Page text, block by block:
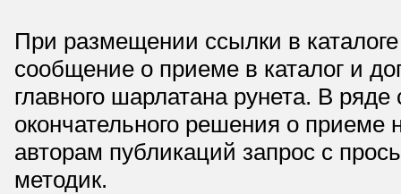
При размещении ссылки в
сообщение о приеме в каталог и
главного шарлатана рунета. В
окончательного решения о приеме
авторам публикаций запрос с
методик.